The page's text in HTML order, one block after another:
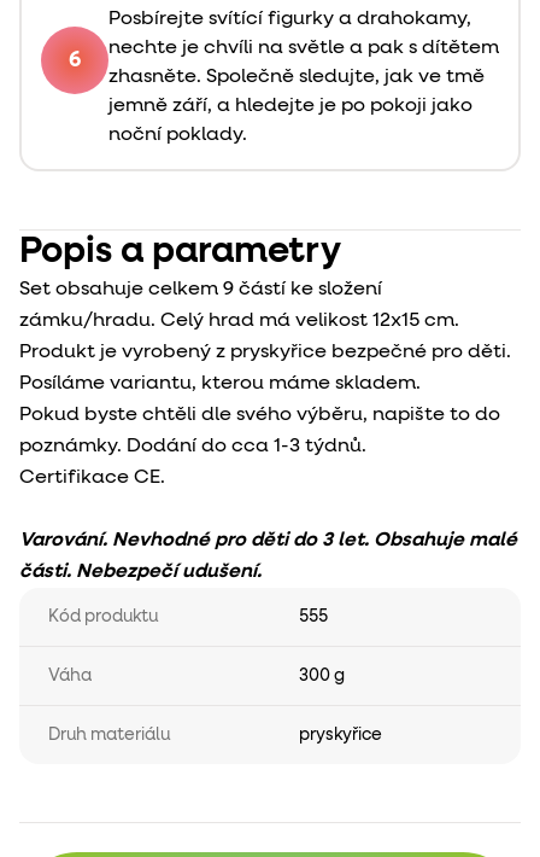
6
Posbírejte svítící figurky a drahokamy,
nechte je chvíli na světle a pak s dítětem
zhasněte. Společně sledujte, jak ve tmě
jemně září, a hledejte je po pokoji jako
noční poklady.
Popis a parametry
Set obsahuje celkem 9 částí ke složení
zámku/hradu. Celý hrad má velikost 12x15 cm.
Produkt je vyrobený z pryskyřice bezpečné pro děti.
Posíláme variantu, kterou máme skladem.
Pokud byste chtěli dle svého výběru, napište to do
poznámky. Dodání do cca 1-3 týdnů.
Certifikace CE.
Varování. Nevhodné pro děti do 3 let. Obsahuje malé
části. Nebezpečí udušení.
Kód produktu 555
Váha 300 g
Druh materiálu pryskyřice